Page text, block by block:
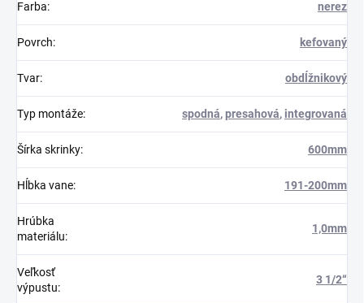
Farba: nerez
Povrch: kefovaný
Tvar: obdĺžnikový
Typ montáže: spodná,presahová, integrovaná
Šírka skrinky: 600mm
Hĺbka vane: 191-200mm
Hrúbka
materiálu:
1,0mm
Veľkosť
výpustu:
3 1/2“